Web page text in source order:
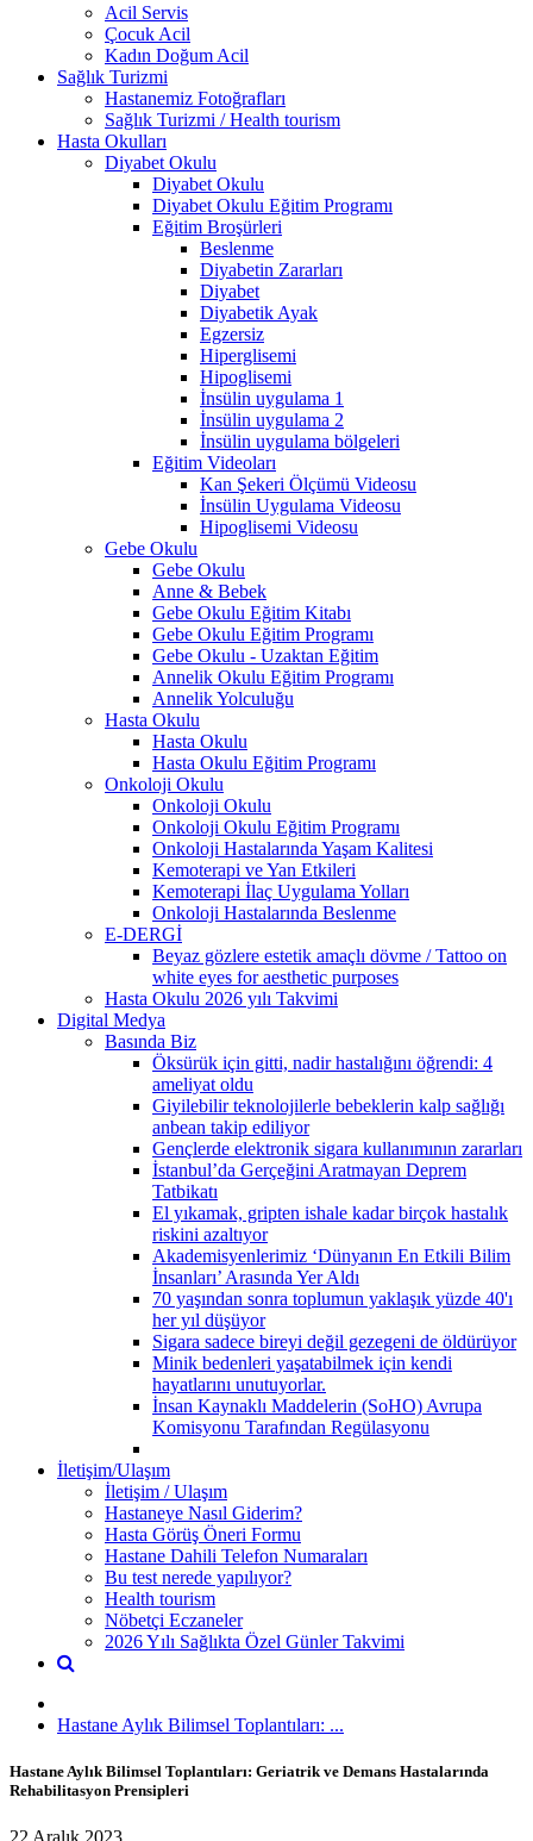
Acil Servis
Çocuk Acil
Kadın Doğum Acil
Sağlık Turizmi
Hastanemiz Fotoğrafları
Sağlık Turizmi / Health tourism
Hasta Okulları
Diyabet Okulu
Diyabet Okulu
Diyabet Okulu Eğitim Programı
Eğitim Broşürleri
Beslenme
Diyabetin Zararları
Diyabet
Diyabetik Ayak
Egzersiz
Hiperglisemi
Hipoglisemi
İnsülin uygulama 1
İnsülin uygulama 2
İnsülin uygulama bölgeleri
Eğitim Videoları
Kan Şekeri Ölçümü Videosu
İnsülin Uygulama Videosu
Hipoglisemi Videosu
Gebe Okulu
Gebe Okulu
Anne & Bebek
Gebe Okulu Eğitim Kitabı
Gebe Okulu Eğitim Programı
Gebe Okulu - Uzaktan Eğitim
Annelik Okulu Eğitim Programı
Annelik Yolculuğu
Hasta Okulu
Hasta Okulu
Hasta Okulu Eğitim Programı
Onkoloji Okulu
Onkoloji Okulu
Onkoloji Okulu Eğitim Programı
Onkoloji Hastalarında Yaşam Kalitesi
Kemoterapi ve Yan Etkileri
Kemoterapi İlaç Uygulama Yolları
Onkoloji Hastalarında Beslenme
E-DERGİ
Beyaz gözlere estetik amaçlı dövme / Tattoo on
white eyes for aesthetic purposes
Hasta Okulu 2026 yılı Takvimi
Digital Medya
Basında Biz
Öksürük için gitti, nadir hastalığını öğrendi: 4
ameliyat oldu
Giyilebilir teknolojilerle bebeklerin kalp sağlığı
anbean takip ediliyor
Gençlerde elektronik sigara kullanımının zararları
İstanbul’da Gerçeğini Aratmayan Deprem
Tatbikatı
El yıkamak, gripten ishale kadar birçok hastalık
riskini azaltıyor
Akademisyenlerimiz ‘Dünyanın En Etkili Bilim
İnsanları’ Arasında Yer Aldı
70 yaşından sonra toplumun yaklaşık yüzde 40'ı
her yıl düşüyor
Sigara sadece bireyi değil gezegeni de öldürüyor
Minik bedenleri yaşatabilmek için kendi
hayatlarını unutuyorlar.
İnsan Kaynaklı Maddelerin (SoHO) Avrupa
Komisyonu Tarafından Regülasyonu
İletişim/Ulaşım
İletişim / Ulaşım
Hastaneye Nasıl Giderim?
Hasta Görüş Öneri Formu
Hastane Dahili Telefon Numaraları
Bu test nerede yapılıyor?
Health tourism
Nöbetçi Eczaneler
2026 Yılı Sağlıkta Özel Günler Takvimi
Hastane Aylık Bilimsel Toplantıları: ...
Hastane Aylık Bilimsel Toplantıları: Geriatrik ve Demans Hastalarında
Rehabilitasyon Prensipleri